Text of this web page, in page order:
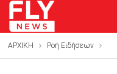
ΑΡΧΙΚΗ Ροή Ειδήσεων